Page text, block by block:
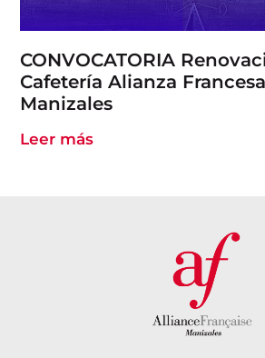
CONVOCATORIA
Cafetería Alianza
Manizales
Leer más